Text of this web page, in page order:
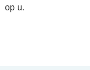
op u.